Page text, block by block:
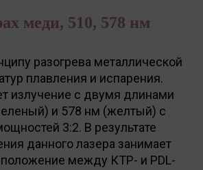
меди, 510, 578 нм
разогрева металлической
плавления и испарения.
излучение с двумя длинами
и 578 нм (желтый) с
3:2. В результате
данного лазера занимает
между КТР- и РDL-